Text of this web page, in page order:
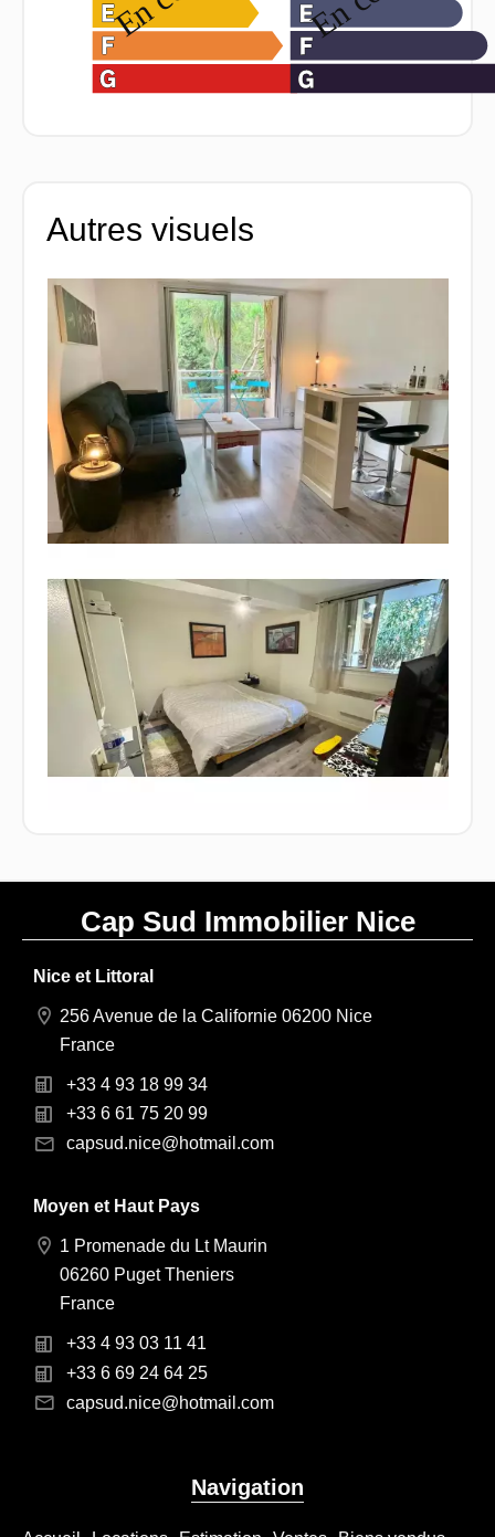
Autres visuels
Cap Sud Immobilier Nice
Nice et Littoral
256 Avenue de la Californie 06200 Nice
France
+33 4 93 18 99 34
+33 6 61 75 20 99
capsud.nice@hotmail.com
Moyen et Haut Pays
1 Promenade du Lt Maurin
06260 Puget Theniers
France
+33 4 93 03 11 41
+33 6 69 24 64 25
capsud.nice@hotmail.com
Navigation